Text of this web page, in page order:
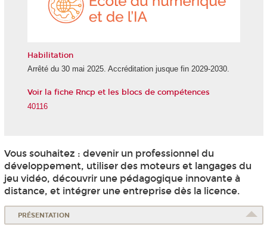
Habilitation
Arrêté du 30 mai 2025. Accréditation jusque fin 2029-2030.
Voir la fiche Rncp et les blocs de compétences
40116
Vous souhaitez : devenir un professionnel du
développement, utiliser des moteurs et langages du
jeu vidéo, découvrir une pédagogique innovante à
distance, et intégrer une entreprise dès la licence.
PRÉSENTATION